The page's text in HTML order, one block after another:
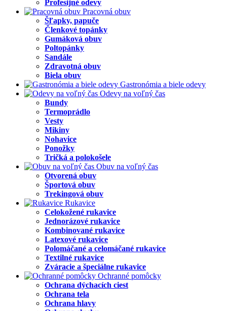
Profesijné odevy
Pracovná obuv
Šľapky, papuče
Členkové topánky
Gumáková obuv
Poltopánky
Sandále
Zdravotná obuv
Biela obuv
Gastronómia a biele odevy
Odevy na voľný čas
Bundy
Termoprádlo
Vesty
Mikiny
Nohavice
Ponožky
Tričká a polokošele
Obuv na voľný čas
Otvorená obuv
Športová obuv
Trekingová obuv
Rukavice
Celokožené rukavice
Jednorázové rukavice
Kombinované rukavice
Latexové rukavice
Polomáčané a celomáčané rukavice
Textilné rukavice
Zváracie a špeciálne rukavice
Ochranné pomôcky
Ochrana dýchacích ciest
Ochrana tela
Ochrana hlavy